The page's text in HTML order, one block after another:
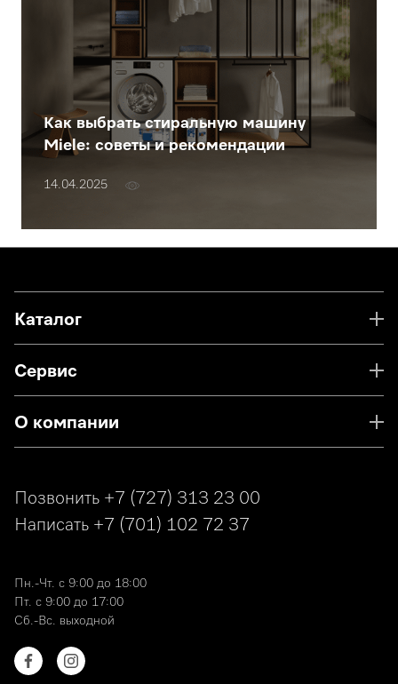
Как выбрать стиральную машину
Miele: советы и рекомендации
14.04.2025
Каталог
Сервис
О компании
Позвонить +7 (727) 313 23 00
Написать +7 (701) 102 72 37
Пн.-Чт. с 9:00 до 18:00
Пт. с 9:00 до 17:00
Сб.-Вс. выходной